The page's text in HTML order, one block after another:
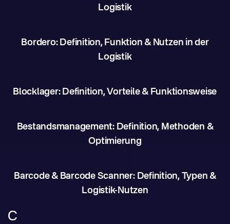
Logistik
Bordero: Definition, Funktion & Nutzen in der
Logistik
Blocklager: Definition, Vorteile & Funktionsweise
Bestandsmanagement: Definition, Methoden &
Optimierung
Barcode & Barcode Scanner: Definition, Typen &
Logistik-Nutzen
C